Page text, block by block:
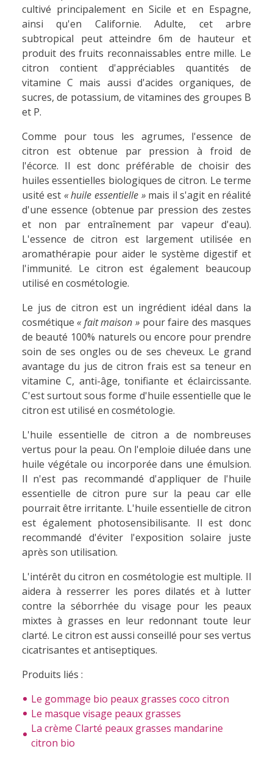
cultivé principalement en Sicile et en Espagne,
ainsi qu'en Californie. Adulte, cet arbre
subtropical peut atteindre 6m de hauteur et
produit des fruits reconnaissables entre mille. Le
citron contient d'appréciables quantités de
vitamine C mais aussi d'acides organiques, de
sucres, de potassium, de vitamines des groupes B
et P.
Comme pour tous les agrumes, l'essence de
citron est obtenue par pression à froid de
l'écorce. Il est donc préférable de choisir des
huiles essentielles biologiques de citron. Le terme
usité est « huile essentielle »mais il s'agit en réalité
d'une essence (obtenue par pression des zestes
et non par entraînement par vapeur d'eau).
L'essence de citron est largement utilisée en
aromathérapie pour aider le système digestif et
l'immunité. Le citron est également beaucoup
utilisé en cosmétologie.
Le jus de citron est un ingrédient idéal dans la
cosmétique« fait maison » pour faire des masques
de beauté 100% naturels ou encore pour prendre
soin de ses ongles ou de ses cheveux. Le grand
avantage du jus de citron frais est sa teneur en
vitamine C, anti-âge, tonifiante et éclaircissante.
C'est surtout sous forme d'huile essentielle que le
citron est utilisé en cosmétologie.
L'huile essentielle de citron a de nombreuses
vertus pour la peau. On l'emploie diluée dans une
huile végétale ou incorporée dans une émulsion.
Il n'est pas recommandé d'appliquer de l'huile
essentielle de citron pure sur la peau car elle
pourrait être irritante. L'huile essentielle de citron
est également photosensibilisante. Il est donc
recommandé d'éviter l'exposition solaire juste
après son utilisation.
L'intérêt du citron en cosmétologie est multiple. Il
aidera à resserrer les pores dilatés et à lutter
contre la séborrhée du visage pour les peaux
mixtes à grasses en leur redonnant toute leur
clarté. Le citron est aussi conseillé pour ses vertus
cicatrisantes et antiseptiques.
Produits liés :
Le gommage bio peaux grasses coco citron
Le masque visage peaux grasses
La crème Clarté peaux grasses mandarine
citron bio